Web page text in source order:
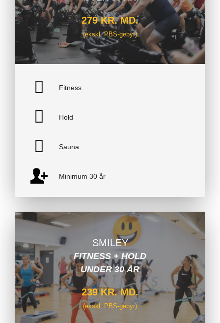
279 KR. MD.
(ekskl. PBS-gebyr)
Fitness
Hold
Sauna
Minimum 30 år
SMILEY
FITNESS + HOLD
UNDER 30 ÅR
239 KR. MD.
(ekskl. PBS-gebyr)